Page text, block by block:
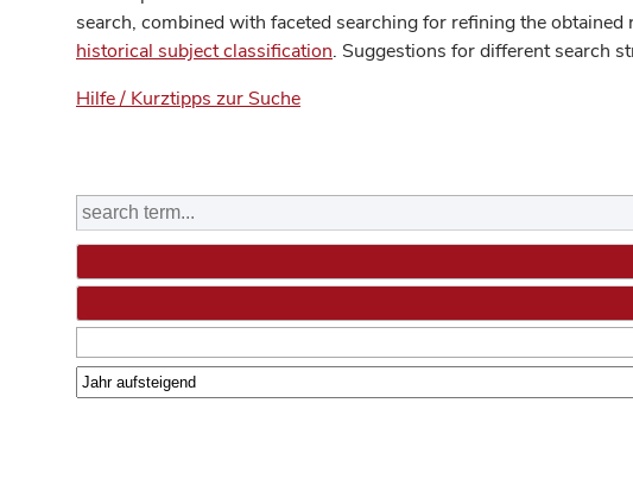
search, combined with faceted searching for refining the
historical subject classification. Suggestions for different search
Hilfe / Kurztipps zur Suche